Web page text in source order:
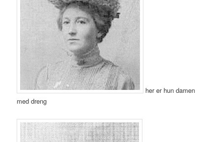
her er hun damen
med dreng